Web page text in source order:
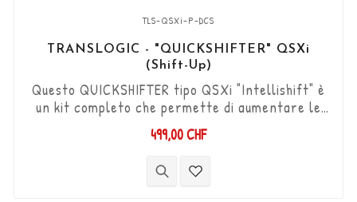
TLS-QSXi-P-DCS
TRANSLOGIC - "QUICKSHIFTER" QSXi
(Shift-Up)
Questo QUICKSHIFTER tipo QSXi "Intellishift" è
un kit completo che permette di aumentare le
marce (Shift-Up) senza utilizzare la frizione.
Kit "Plug & Play" compatibile con connettori
"Standard e Reverse". Il sensore DCS
499,00 CHF